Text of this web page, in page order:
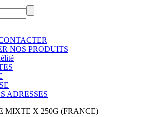
NOS PRODUITS
ADRESSES
MIXTE X 250G (FRANCE)